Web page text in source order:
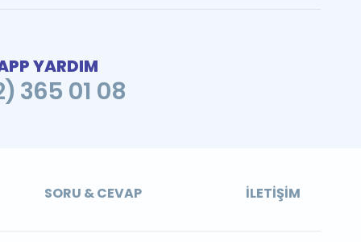
YARDIM
365 01 08
SORU & CEVAP İLETIŞIM